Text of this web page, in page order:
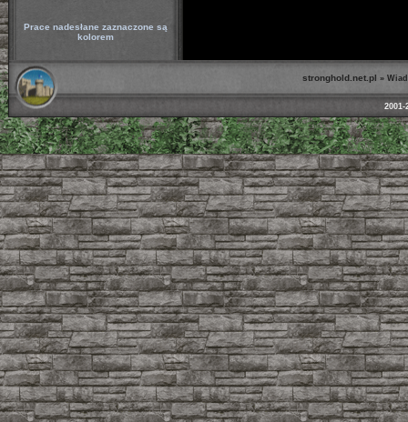
Prace nadesłane zaznaczone są
kolorem
stronghold.net.pl »